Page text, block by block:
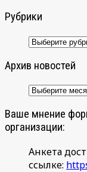
Рубрики
Рубрики
Архив новостей
Архив
Ваше мнение
организации:
Анкета
ссылке: